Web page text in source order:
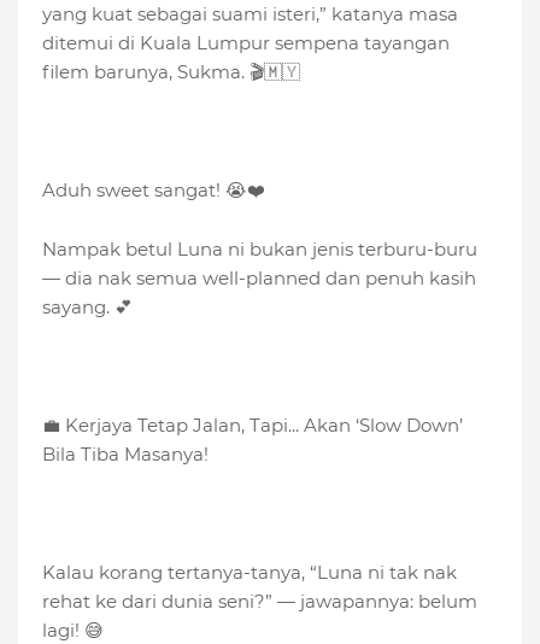
yang kuat sebagai suami isteri,” katanya masa
ditemui di Kuala Lumpur sempena tayangan
filem barunya, Sukma. 🎬🇲🇾
Aduh sweet sangat! 😭❤️
Nampak betul Luna ni bukan jenis terburu-buru
— dia nak semua well-planned dan penuh kasih
sayang. 💕
💼 Kerjaya Tetap Jalan, Tapi... Akan ‘Slow Down’
Bila Tiba Masanya!
Kalau korang tertanya-tanya, “Luna ni tak nak
rehat ke dari dunia seni?” — jawapannya: belum
lagi! 😅